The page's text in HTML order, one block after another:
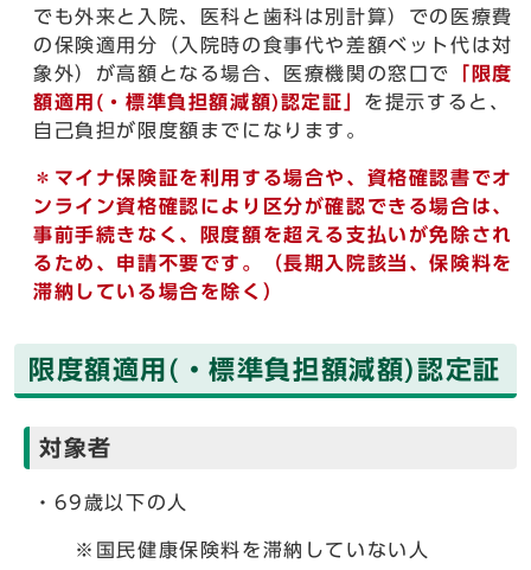
でも外来と入院、医科と歯科は別計算）での医療費
の保険適用分（入院時の食事代や差額ベット代は対
象外）が高額となる場合、医療機関の窓口で
「限度
額適用(・標準負担額減額)認定証」 を提示すると、
自己負担が限度額までになります。
＊マイナ保険証を利用する場合や、資格確認書でオ
ンライン資格確認により区分が確認できる場合は、
事前手続きなく、限度額を超える支払いが免除され
るため、申請不要です。（長期入院該当、保険料を
滞納している場合を除く）
限度額適用(・標準負担額減額)認定証
対象者
・69歳以下の人
※国民健康保険料を滞納していない人